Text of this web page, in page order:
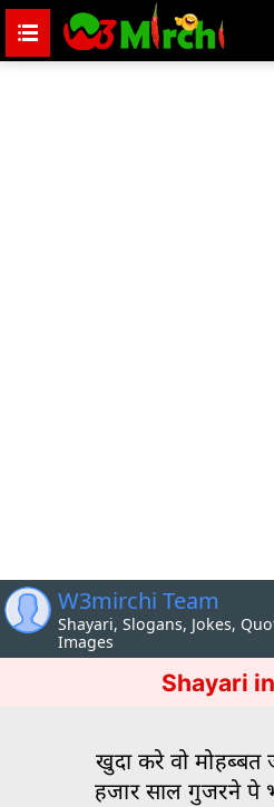
W3mirchi Team
Shayari, Slogans, Jokes,
Images
Shayari
खुदा करे वो मोहब्बत
हजार साल गुजरने पे